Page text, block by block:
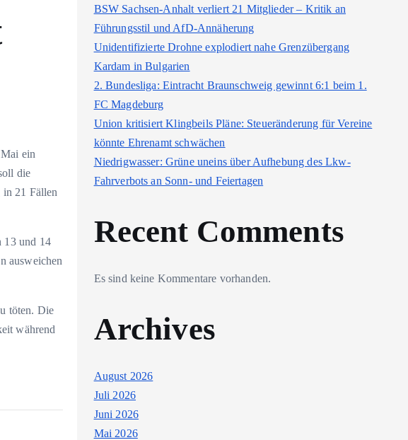
ein
die
in 21 Fällen
13 und 14
ausweichen
töten. Die
während
BSW Sachsen-Anhalt verliert 21 Mitglieder – Kritik an
Führungsstil und AfD-Annäherung
Unidentifizierte Drohne explodiert nahe Grenzübergang
Kardam in Bulgarien
2. Bundesliga: Eintracht Braunschweig gewinnt 6:1 beim 1.
FC Magdeburg
Union kritisiert Klingbeils Pläne: Steueränderung für Vereine
könnte Ehrenamt schwächen
Niedrigwasser: Grüne uneins über Aufhebung des Lkw-
Fahrverbots an Sonn- und Feiertagen
Recent Comments
Es sind keine Kommentare vorhanden.
Archives
August 2026
Juli 2026
Juni 2026
Mai 2026